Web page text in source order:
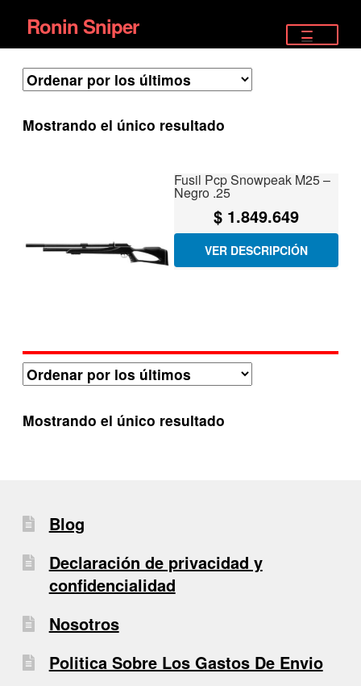
Ir
a
la
Ir
al
contenido
Ronin Sniper
PISTOLAS
Mostrando el único resultado
Fusil Pcp Snowpeak M25 –
Negro .25
$1.849.649
VER DESCRIPCIÓN
Mostrando el único resultado
Blog
Declaración de privacidad y
confidencialidad
Nosotros
Politica Sobre Los Gastos De Envio